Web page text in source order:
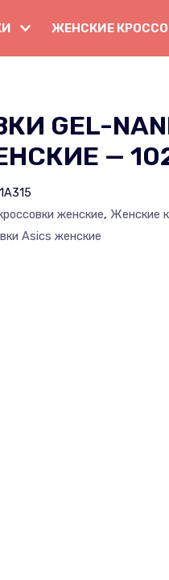
ЖЕНСКИЕ
GEL-
—
женские, Женские
Asics женские